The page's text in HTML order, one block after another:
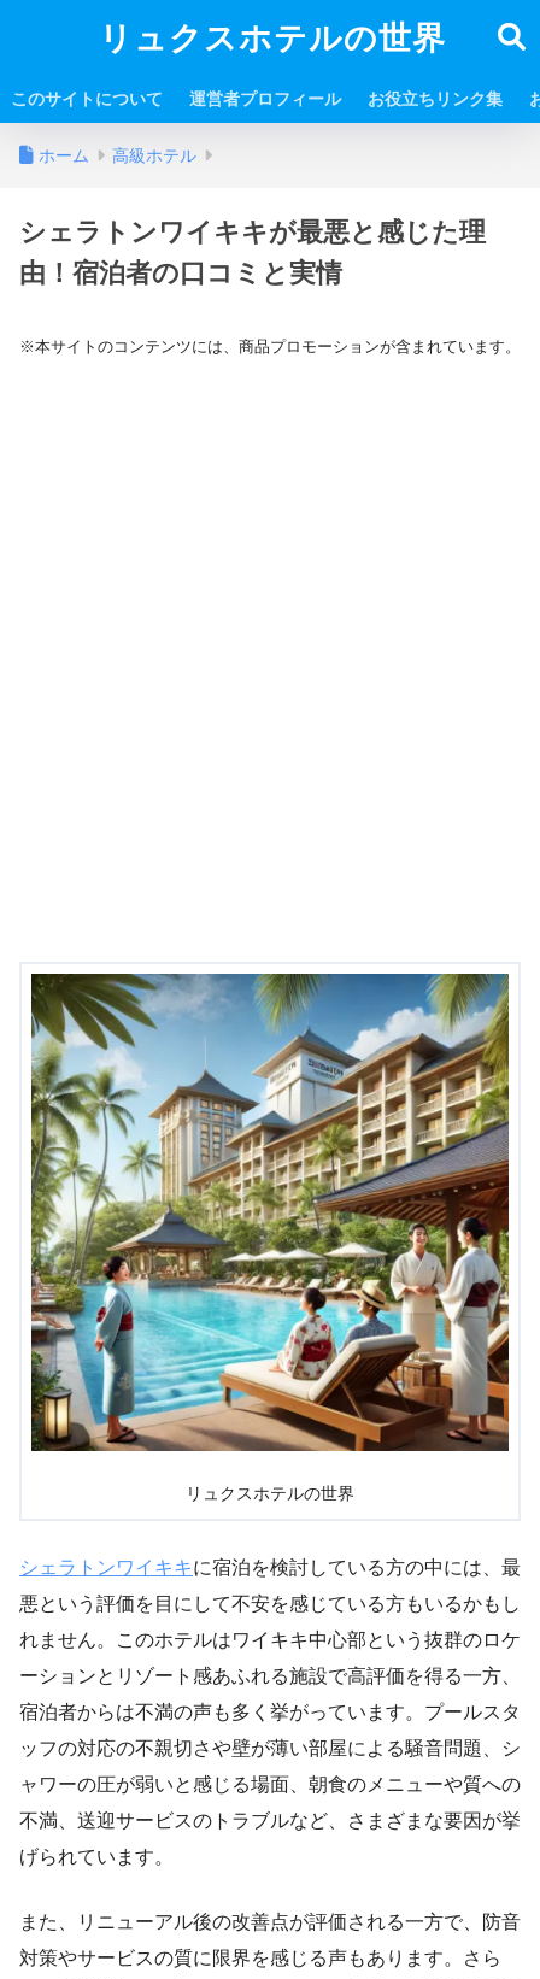
リュクスホテルの世界
このサイトについて 運営者プロフィール お役立ちリンク集
ホーム 高級ホテル
シェラトンワイキキが最悪と感じた理
由！宿泊者の口コミと実情
※本サイトのコンテンツには、商品プロモーションが含まれています。
リュクスホテルの世界
シェラトンワイキキに宿泊を検討している方の中には、最
悪という評価を目にして不安を感じている方もいるかもし
れません。このホテルはワイキキ中心部という抜群のロケ
ーションとリゾート感あふれる施設で高評価を得る一方、
宿泊者からは不満の声も多く挙がっています。プールスタ
ッフの対応の不親切さや壁が薄い部屋による騒音問題、シ
ャワーの圧が弱いと感じる場面、朝食のメニューや質への
不満、送迎サービスのトラブルなど、さまざまな要因が挙
げられています。
また、リニューアル後の改善点が評価される一方で、防音
対策やサービスの質に限界を感じる声もあります。さら